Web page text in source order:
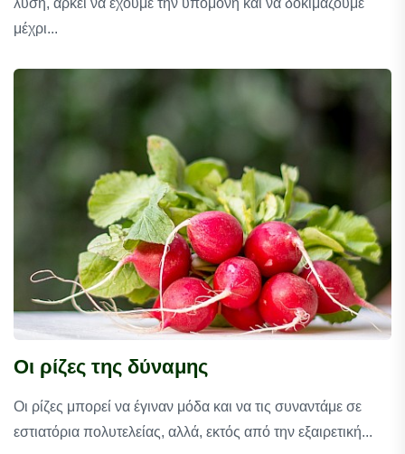
λύση, αρκεί να έχουμε την υπομονή και να δοκιμάζουμε
μέχρι...
Oι ρίζες της δύναμης
Oι ρίζες μπορεί να έγιναν μόδα και να τις συναντάμε σε
εστιατόρια πολυτελείας, αλλά, εκτός από την εξαιρετική...